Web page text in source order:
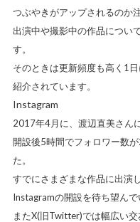
つぶやきがアップされるのか
出演中や撮影中の作品につい
す。
そのときは更新頻度も高く1
紹介されています。
Instagram
2017年4月に、渡辺直美さん
開設後5時間でフォロワー数
た。
すでにさまざまな作品に出演
Instagramの開設を待ち望んで
またX(旧Twitter)では幅広い